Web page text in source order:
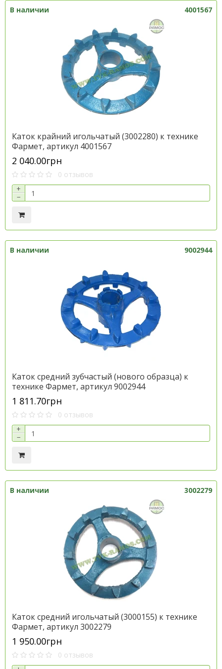
В наличии 4001567
Каток крайний игольчатый (3002280) к технике
Фармет, артикул 4001567
2 040.00грн
0 отзывов
+
−
В наличии 9002944
Каток средний зубчастый (нового образца) к
технике Фармет, артикул 9002944
1 811.70грн
0 отзывов
+
−
В наличии 3002279
Каток средний игольчатый (3000155) к технике
Фармет, артикул 3002279
1 950.00грн
0 отзывов